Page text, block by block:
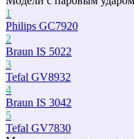
1
Philips GC7920
2
Braun IS 5022
3
Tefal GV8932
4
Braun IS 3042
5
Tefal GV7830